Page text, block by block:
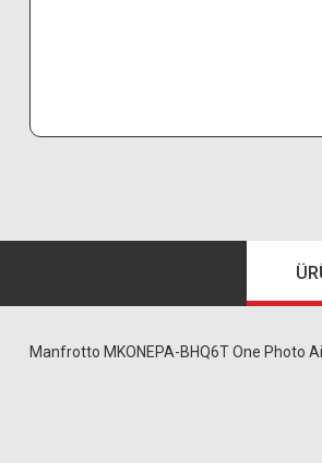
Manfrotto MKONEPA-BHQ6T One Photo